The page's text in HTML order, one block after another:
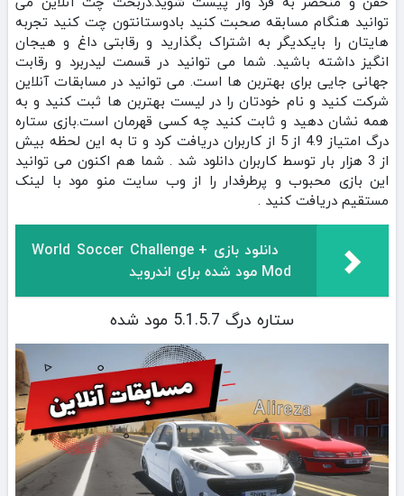
توانید هنگام مسابقه صحبت کنید بادوستانتون چت کنید تجربه
هایتان را بایکدیگر به اشتراک بگذارید و رقابتی داغ و هیجان
انگیز داشته باشید. شما می توانید در قسمت لیدربرد و رقابت
جهانی جایی برای بهتربن ها است. می توانید در مسابقات آنلاین
شرکت کنید و نام خودتان را در لیست بهتربن ها ثبت کنید و به
همه نشان دهید و ثابت کنید چه کسی قهرمان است.بازی ستاره
درگ امتیاز 4.9 از 5 از کاربران دریافت کرد و تا به این لحظه بیش
از 3 هزار بار توسط کاربران دانلود شد . شما هم اکنون می توانید
این بازی محبوب و پرطرفدار را از وب سایت منو مود با لینک
مستقیم دریافت کنید .
دانلود بازی World Soccer Challenge +
Mod مود شده برای اندروید
ستاره درگ 5.1.5.7 مود شده